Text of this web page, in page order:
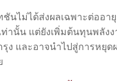
นไม่ได้ส่งผลเฉพาะต่ออา
านั้น แต่ยังเพิ่มต้นทุนพลังง
ง และอาจนำไปสู่การหยุด